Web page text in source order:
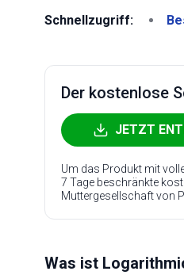
Schnellzugriff:
Der kostenlose
JETZT
Um das Produkt mit
7 Tage beschränkte
Muttergesellschaft von
Was ist